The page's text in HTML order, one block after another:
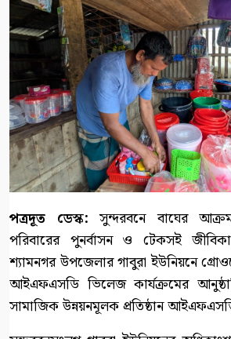
পত্রদূত ডেস্ক: সুন্দরবনে বাঘের
পরিবারের পুনর্বাসন ও টেকসই
শ্যামনগর উপজেলার গাবুরা ইউনিয়নে
আইএফএসডি ভিলেজ কার্যক্রমের
সামাজিক উন্নয়নমূলক প্রতিষ্ঠান